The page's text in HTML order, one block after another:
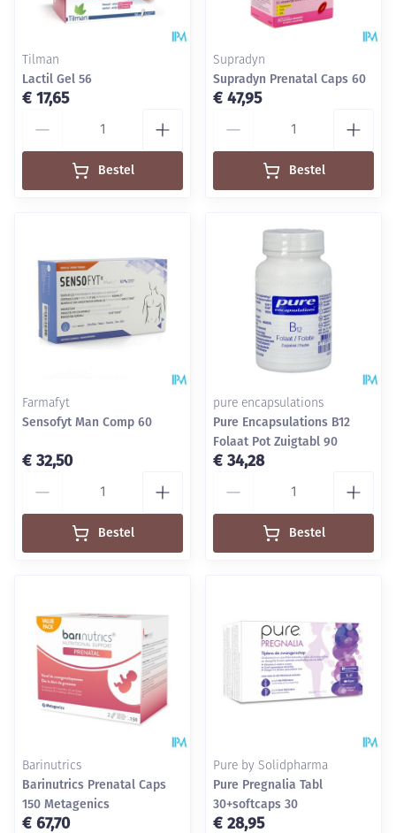
Tilman
Lactil Gel 56
€ 17,65
Bestel
Supradyn
Supradyn Prenatal Caps 60
€ 47,95
Bestel
Farmafyt
Sensofyt Man Comp 60
€ 32,50
Bestel
pure encapsulations
Pure Encapsulations B12
Folaat Pot Zuigtabl 90
€ 34,28
Bestel
Barinutrics
Barinutrics Prenatal Caps
150 Metagenics
€ 67,70
Pure by Solidpharma
Pure Pregnalia Tabl
30+softcaps 30
€ 28,95